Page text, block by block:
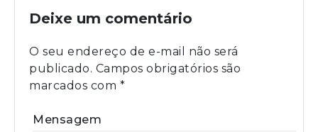
Deixe um comentário
O seu endereço de e-mail não será
publicado. Campos obrigatórios são
marcados com *
Mensagem